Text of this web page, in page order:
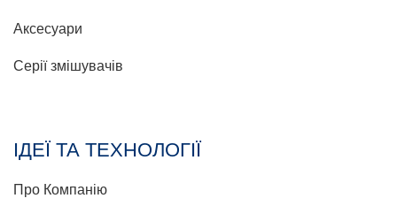
Аксесуари
Серії змішувачів
ІДЕЇ ТА ТЕХНОЛОГІЇ
Про Компанію